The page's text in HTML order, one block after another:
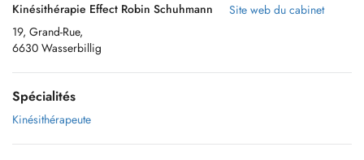
Kinésithérapie Effect Robin Schuhmann
19, Grand-Rue,
6630 Wasserbillig
Site web du cabinet
Spécialités
Kinésithérapeute